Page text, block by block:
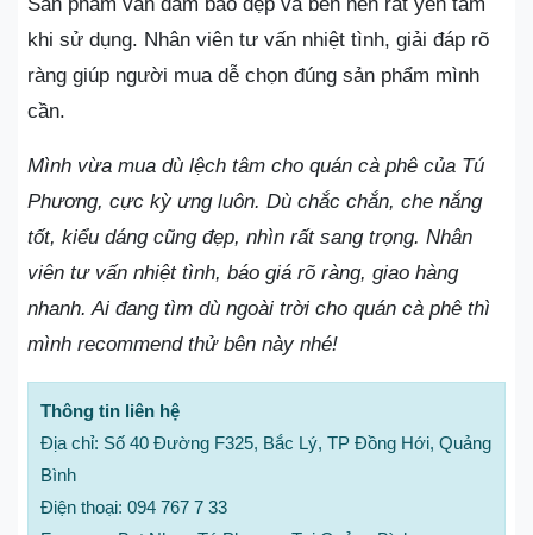
khi sử dụng. Nhân viên tư vấn nhiệt tình, giải đáp rõ
ràng giúp người mua dễ chọn đúng sản phẩm mình
cần.
Mình vừa mua dù lệch tâm cho quán cà phê của Tú
Phương, cực kỳ ưng luôn. Dù chắc chắn, che nắng
tốt, kiểu dáng cũng đẹp, nhìn rất sang trọng. Nhân
viên tư vấn nhiệt tình, báo giá rõ ràng, giao hàng
nhanh. Ai đang tìm dù ngoài trời cho quán cà phê thì
mình recommend thử bên này nhé!
Thông tin liên hệ
Địa chỉ: Số 40 Đường F325, Bắc Lý, TP Đồng Hới, Quảng
Bình
Điện thoại: 094 767 7 33